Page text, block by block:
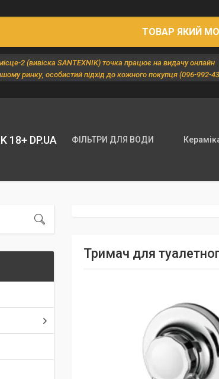
ТОВАР ЯКИЙ
2 (вивіска SANTEXNIK) точка працює на видачу онлайн
ринку, особистий підхід до кожного покупця (096-992-
18+ DP.UA ФІЛЬТРИ ДЛЯ ВОДИ
Тримач для